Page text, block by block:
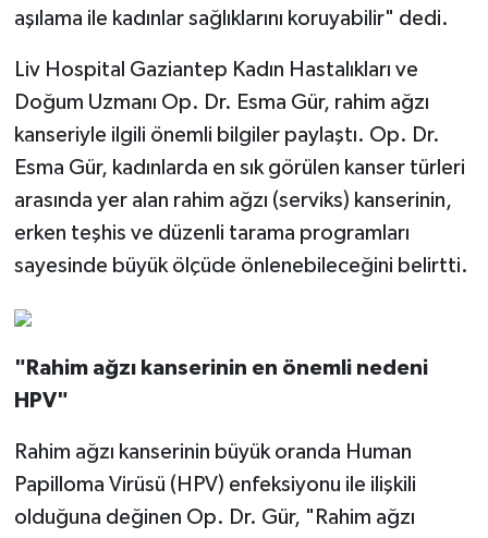
aşılama ile kadınlar sağlıklarını koruyabilir" dedi.
Liv Hospital Gaziantep Kadın Hastalıkları ve
Doğum Uzmanı Op. Dr. Esma Gür, rahim ağzı
kanseriyle ilgili önemli bilgiler paylaştı. Op. Dr.
Esma Gür, kadınlarda en sık görülen kanser türleri
arasında yer alan rahim ağzı (serviks) kanserinin,
erken teşhis ve düzenli tarama programları
sayesinde büyük ölçüde önlenebileceğini belirtti.
"Rahim ağzı kanserinin en önemli nedeni
HPV"
Rahim ağzı kanserinin büyük oranda Human
Papilloma Virüsü (HPV) enfeksiyonu ile ilişkili
olduğuna değinen Op. Dr. Gür, "Rahim ağzı